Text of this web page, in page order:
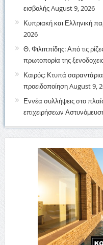
εισβολήςAugust 9, 2026
Κυπριακή και Ελληνική
2026
Θ. Φιλιππίδης: Από τις
πρωτοπορία της
Καιρός: Κτυπά σαραντάρια
προειδοποίησηAugust 9,
Εννέα συλλήψεις στο
επιχειρήσεων